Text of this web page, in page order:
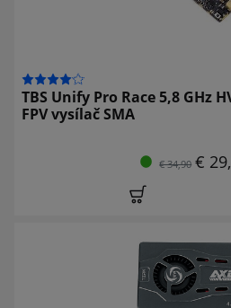
TBS Unify Pro Race 5,8 GHz
FPV vysílač SMA
€ 34,90 €